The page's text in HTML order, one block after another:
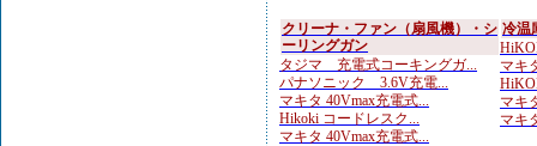
クリーナ・ファン（扇風機）・シ
ーリングガン
タジマ 充電式コーキングガ...
パナソニック 3.6V充電...
マキタ 40Vmax充電式...
Hikoki コードレスク...
マキタ 40Vmax充電式...
冷温
マキ
マキ
マキ